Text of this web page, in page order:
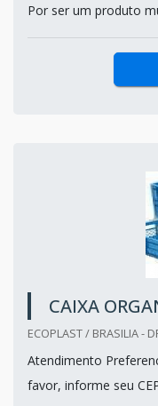
Por ser um produto
CAIXA
ECOPLAST / BRASILIA -
Atendimento
favor, informe seu